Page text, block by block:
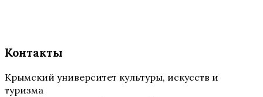
Контакты
Крымский университет культуры, искусств и
туризма